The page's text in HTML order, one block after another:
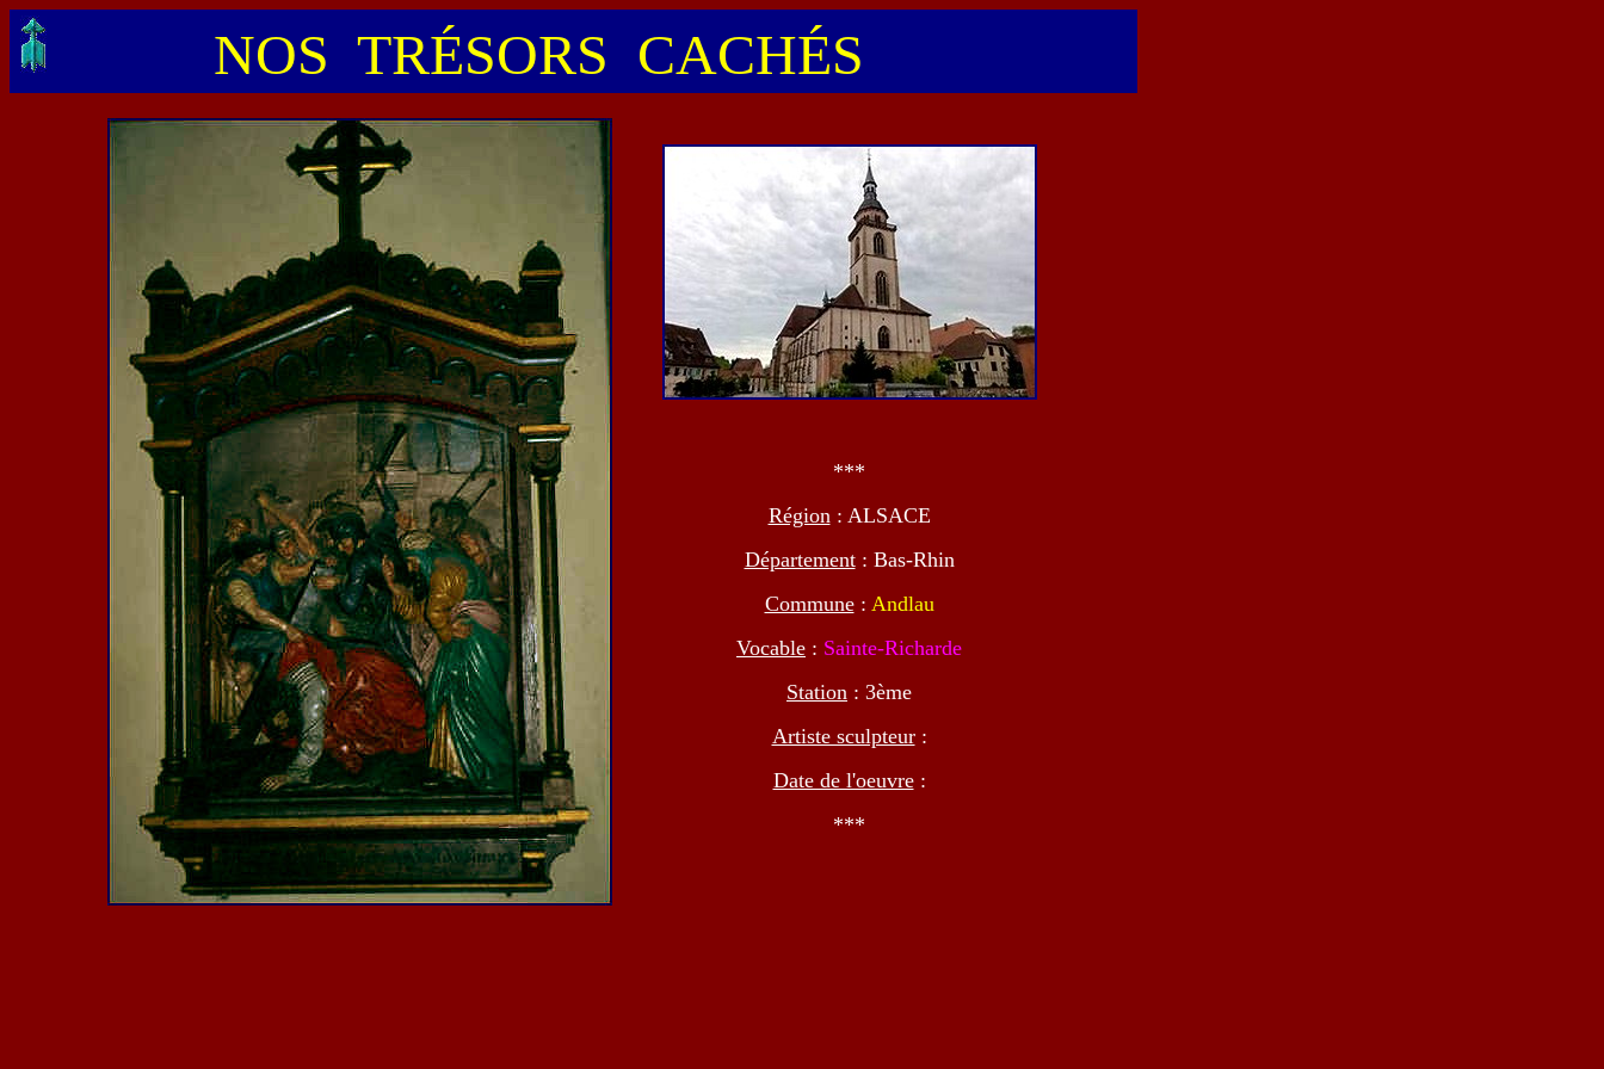
NOS TRÉSORS CACHÉS
***
Région: ALSACE
Département: Bas-Rhin
Commune: Andlau
Vocable : Sainte-Richarde
Station : 3ème
Artiste sculpteur:
Date de l'oeuvre:
***